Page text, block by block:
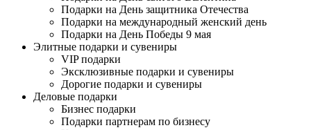
Подарки на День защитника Отечества
Подарки на международный женский день
Подарки на День Победы 9 мая
Элитные подарки и сувениры
VIP подарки
Эксклюзивные подарки и сувениры
Дорогие подарки и сувениры
Деловые подарки
Бизнес подарки
Подарки партнерам по бизнесу